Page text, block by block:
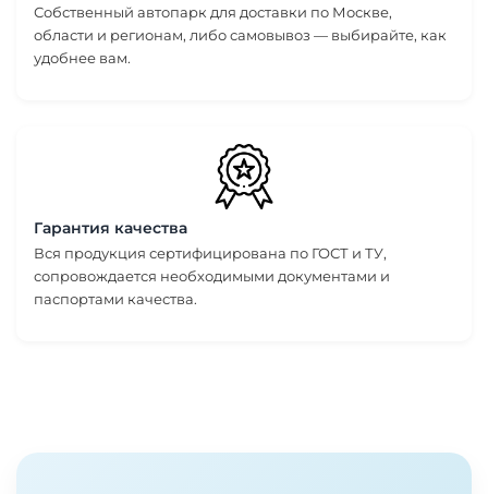
Собственный автопарк для доставки по Москве,
области и регионам, либо самовывоз — выбирайте, как
удобнее вам.
Гарантия качества
Вся продукция сертифицирована по ГОСТ и ТУ,
сопровождается необходимыми документами и
паспортами качества.